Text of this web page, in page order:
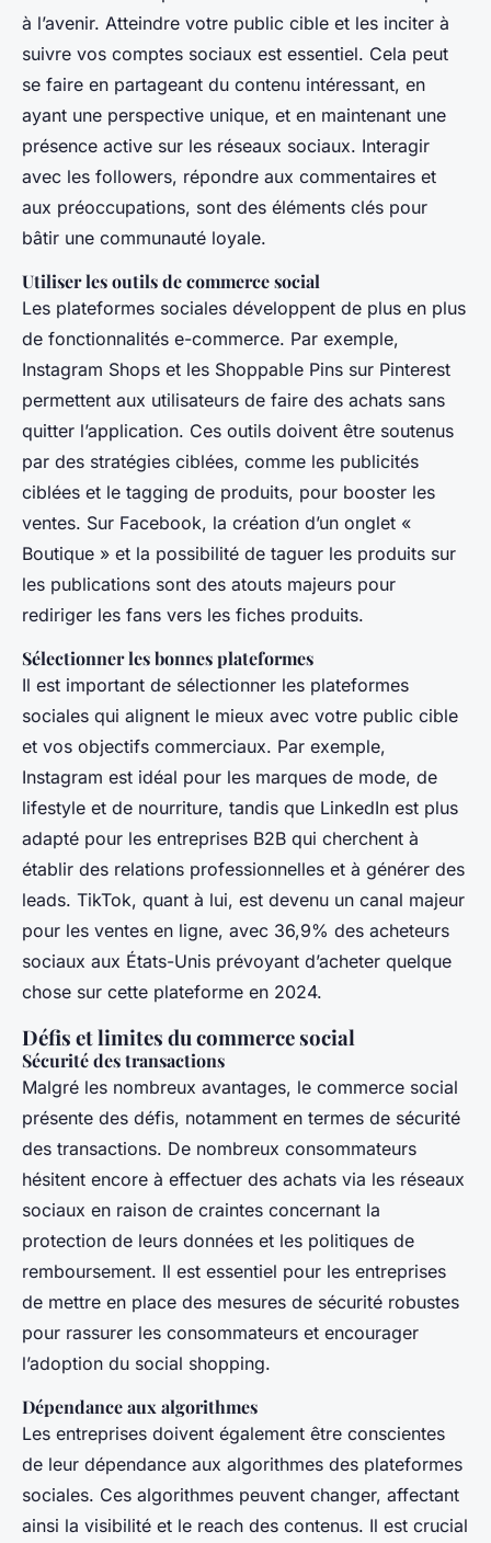
à l’avenir. Atteindre votre public cible et les inciter à
suivre vos comptes sociaux est essentiel. Cela peut
se faire en partageant du contenu intéressant, en
ayant une perspective unique, et en maintenant une
présence active sur les réseaux sociaux. Interagir
avec les followers, répondre aux commentaires et
aux préoccupations, sont des éléments clés pour
bâtir une communauté loyale.
Utiliser les outils de commerce social
Les plateformes sociales développent de plus en plus
de fonctionnalités e-commerce. Par exemple,
Instagram Shops et les Shoppable Pins sur Pinterest
permettent aux utilisateurs de faire des achats sans
quitter l’application. Ces outils doivent être soutenus
par des stratégies ciblées, comme les publicités
ciblées et le tagging de produits, pour booster les
ventes. Sur Facebook, la création d’un onglet «
Boutique » et la possibilité de taguer les produits sur
les publications sont des atouts majeurs pour
rediriger les fans vers les fiches produits.
Sélectionner les bonnes plateformes
Il est important de sélectionner les plateformes
sociales qui alignent le mieux avec votre public cible
et vos objectifs commerciaux. Par exemple,
Instagram est idéal pour les marques de mode, de
lifestyle et de nourriture, tandis que LinkedIn est plus
adapté pour les entreprises B2B qui cherchent à
établir des relations professionnelles et à générer des
leads. TikTok, quant à lui, est devenu un canal majeur
pour les ventes en ligne, avec 36,9% des acheteurs
sociaux aux États-Unis prévoyant d’acheter quelque
chose sur cette plateforme en 2024.
Défis et limites du commerce social
Sécurité des transactions
Malgré les nombreux avantages, le commerce social
présente des défis, notamment en termes de sécurité
des transactions. De nombreux consommateurs
hésitent encore à effectuer des achats via les réseaux
sociaux en raison de craintes concernant la
protection de leurs données et les politiques de
remboursement. Il est essentiel pour les entreprises
de mettre en place des mesures de sécurité robustes
pour rassurer les consommateurs et encourager
l’adoption du social shopping.
Dépendance aux algorithmes
Les entreprises doivent également être conscientes
de leur dépendance aux algorithmes des plateformes
sociales. Ces algorithmes peuvent changer, affectant
ainsi la visibilité et le reach des contenus. Il est crucial